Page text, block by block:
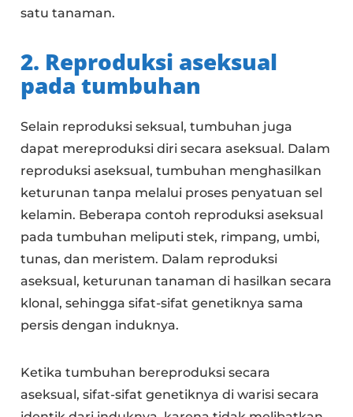
satu tanaman.
2. Reproduksi aseksual
pada tumbuhan
Selain reproduksi seksual, tumbuhan juga
dapat mereproduksi diri secara aseksual. Dalam
reproduksi aseksual, tumbuhan menghasilkan
keturunan tanpa melalui proses penyatuan sel
kelamin. Beberapa contoh reproduksi aseksual
pada tumbuhan meliputi stek, rimpang, umbi,
tunas, dan meristem. Dalam reproduksi
aseksual, keturunan tanaman di hasilkan secara
klonal, sehingga sifat-sifat genetiknya sama
persis dengan induknya.
Ketika tumbuhan bereproduksi secara
aseksual, sifat-sifat genetiknya di warisi secara